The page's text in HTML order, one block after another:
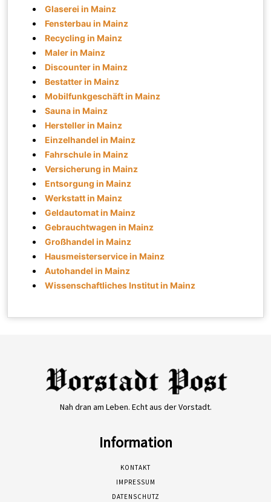
Glaserei in Mainz
Fensterbau in Mainz
Recycling in Mainz
Maler in Mainz
Discounter in Mainz
Bestatter in Mainz
Mobilfunkgeschäft in Mainz
Sauna in Mainz
Hersteller in Mainz
Einzelhandel in Mainz
Fahrschule in Mainz
Versicherung in Mainz
Entsorgung in Mainz
Werkstatt in Mainz
Geldautomat in Mainz
Gebrauchtwagen in Mainz
Großhandel in Mainz
Hausmeisterservice in Mainz
Autohandel in Mainz
Wissenschaftliches Institut in Mainz
Nah dran am Leben. Echt aus der Vorstadt.
Information
KONTAKT
IMPRESSUM
DATENSCHUTZ